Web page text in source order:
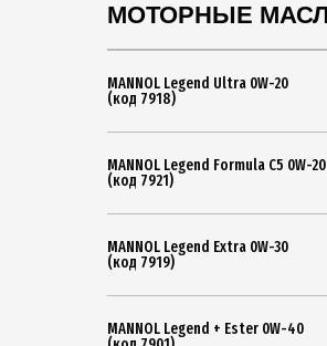
МОТОРНЫЕ
MANNOL Legend Ultra 0W-20
(код 7918)
MANNOL Legend Formula C5 0W-20
(код 7921)
MANNOL Legend Extra 0W-30
(код 7919)
MANNOL Legend + Ester 0W-40